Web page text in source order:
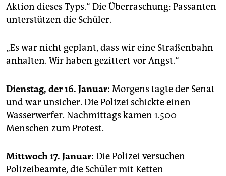
Aktion dieses Typs.“ Die Überraschung: Passanten
unterstützen die Schüler.
„Es war nicht geplant, dass wir eine Straßenbahn
anhalten. Wir haben gezittert vor Angst.“
Dienstag, der 16. Januar: Morgens tagte der Senat
und war unsicher. Die Polizei schickte einen
Wasserwerfer. Nachmittags kamen 1.500
Menschen zum Protest.
Mittwoch 17. Januar: Die Polizei versuchen
Polizeibeamte, die Schüler mit Ketten